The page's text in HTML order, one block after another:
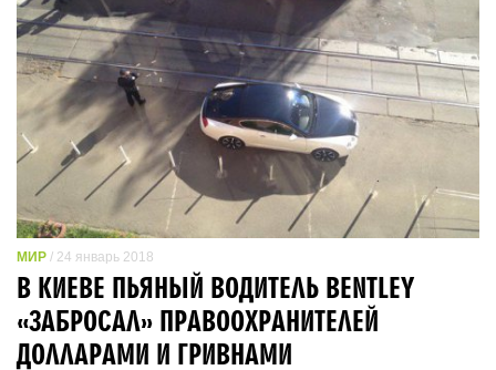
МИР / 24 январь 2018
В КИЕВЕ ПЬЯНЫЙ ВОДИТЕЛЬ BENTLEY
«ЗАБРОСАЛ» ПРАВООХРАНИТЕЛЕЙ
ДОЛЛАРАМИ И ГРИВНАМИ